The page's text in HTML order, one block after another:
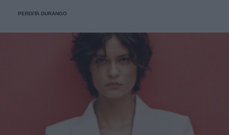
PERDITA DURANGO